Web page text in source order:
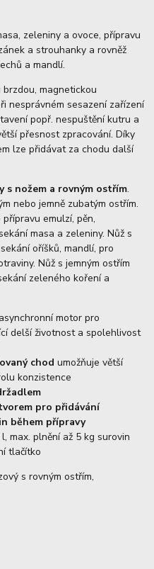
zeleniny a ovoce, přípravu
a strouhanky a rovněž
a mandlí.
magnetickou
nesprávném sesazení zařízení
popř. nespuštění kutru a
přesnost zpracování. Díky
lze přidávat za chodu další
s nožem a rovným ostřím.
nebo jemně zubatým ostřím.
emulzí, pěn,
masa a zeleniny. Nůž s
oříšků, mandlí, pro
Nůž s jemným ostřím
zeleného koření a
motor pro
delší životnost a spolehlivost
chod umožňuje větší
konzistence
pro přidávání
během přípravy
max. plnění až 5 kg surovin
tlačítko
s rovným ostřím,